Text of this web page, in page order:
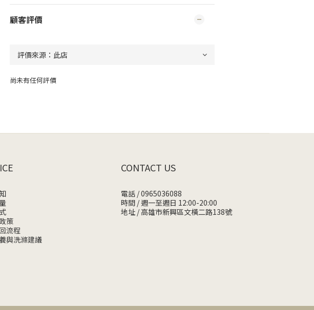
顧客評價
尚未有任何評價
策
流程
與洗滌建議
CONTACT US
電話 / 0965036088
時間 / 週一至週日 12:00-20:00
地址 / 高雄市新興區文橫二路138號